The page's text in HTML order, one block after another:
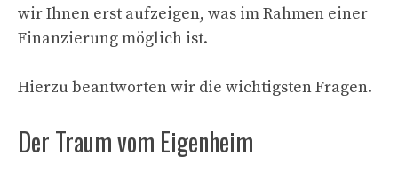
wir Ihnen erst aufzeigen, was im Rahmen einer
Finanzierung möglich ist.
Hierzu beantworten wir die wichtigsten Fragen.
Der Traum vom Eigenheim